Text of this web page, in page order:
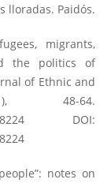
lloradas. Paidós.
migrants,
the politics of
of Ethnic and
48-64.
DOI:
notes on